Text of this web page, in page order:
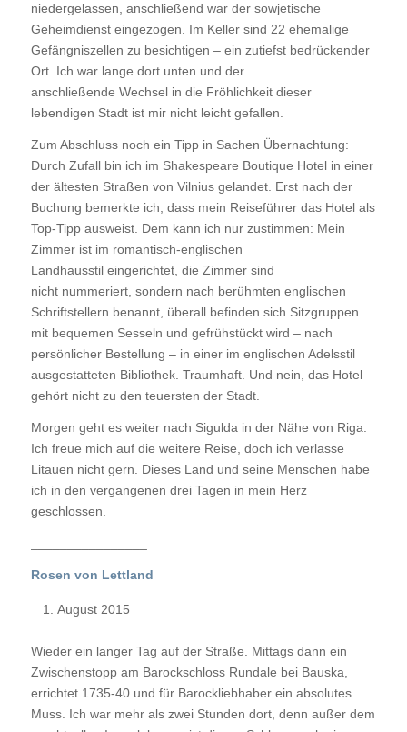
niedergelassen, anschließend war der sowjetische
Geheimdienst eingezogen. Im Keller sind 22 ehemalige
Gefängniszellen zu besichtigen – ein zutiefst bedrückender
Ort. Ich war lange dort unten und der
anschließende Wechsel in die Fröhlichkeit dieser
lebendigen Stadt ist mir nicht leicht gefallen.
Zum Abschluss noch ein Tipp in Sachen Übernachtung:
Durch Zufall bin ich im Shakespeare Boutique Hotel in einer
der ältesten Straßen von Vilnius gelandet. Erst nach der
Buchung bemerkte ich, dass mein Reiseführer das Hotel als
Top-Tipp ausweist. Dem kann ich nur zustimmen: Mein
Zimmer ist im romantisch-englischen
Landhausstil eingerichtet, die Zimmer sind
nicht nummeriert, sondern nach berühmten englischen
Schriftstellern benannt, überall befinden sich Sitzgruppen
mit bequemen Sesseln und gefrühstückt wird – nach
persönlicher Bestellung – in einer im englischen Adelsstil
ausgestatteten Bibliothek. Traumhaft. Und nein, das Hotel
gehört nicht zu den teuersten der Stadt.
Morgen geht es weiter nach Sigulda in der Nähe von Riga.
Ich freue mich auf die weitere Reise, doch ich verlasse
Litauen nicht gern. Dieses Land und seine Menschen habe
ich in den vergangenen drei Tagen in mein Herz
geschlossen.
Rosen von Lettland
August 2015
Wieder ein langer Tag auf der Straße. Mittags dann ein
Zwischenstopp am Barockschloss Rundale bei Bauska,
errichtet 1735-40 und für Barockliebhaber ein absolutes
Muss. Ich war mehr als zwei Stunden dort, denn außer dem